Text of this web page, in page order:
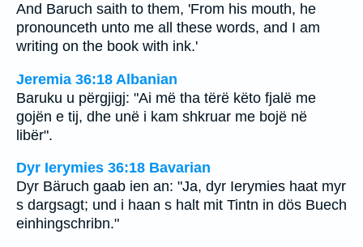
And Baruch saith to them, 'From his mouth, he
pronounceth unto me all these words, and I am
writing on the book with ink.'
Jeremia 36:18 Albanian
Baruku u përgjigj: "Ai më tha tërë këto fjalë me
gojën e tij, dhe unë i kam shkruar me bojë në
libër".
Dyr Ierymies 36:18 Bavarian
Dyr Bäruch gaab ien an: "Ja, dyr Ierymies haat myr
s dargsagt; und i haan s halt mit Tintn in dös Buech
einhingschribn."